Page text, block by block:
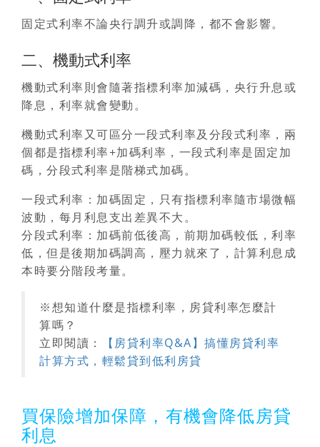
固定式利率不論央行調升或調降，都不會影響。
二、機動式利率
機動式利率則會隨著指標利率加減碼，央行升息或
降息，利率就會變動。
機動式利率又可區分一段式利率及分段式利率，兩
個都是指標利率+加碼利率，一段式利率是固定加
碼，分段式利率是階梯式加碼。
一段式利率 ：加碼固定，只有指標利率隨市場微幅
波動，每月利息支出差異不大。
分段式利率 ：加碼前低後高，前期加碼較低，利率
低，但是後期加碼調高，壓力就來了，計算利息成
本時要分階段考量。
※想知道什麼是指標利率，房貸利率怎麼計
算嗎？
立即閱讀：
【房貸利率Q&A】搞懂房貸利率
計算方式，輕鬆貸到低利房貸
買保險增加保障，有機會降低房貸
利息